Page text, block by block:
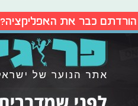
הורדתם כבר את האפליקציה?